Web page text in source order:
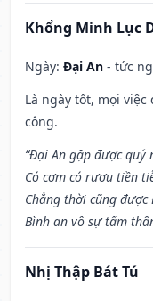
Khổng Minh Lục
Ngày: Đại An - tức
Là ngày tốt, mọi
công.
“Đại An gặp được quý
Có cơm có rượu tiền
Chẳng thời cũng được
Bình an vô sự tấm
Nhị Thập Bát Tú